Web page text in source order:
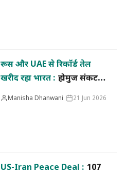
रूस और UAE से रिकॉर्ड तेल
खरीद रहा भारत : होर्मुज संकट
के बीच क्यों बदली रणनीति?
Manisha Dhanwani 21 Jun 2026
US-Iran Peace Deal : 107